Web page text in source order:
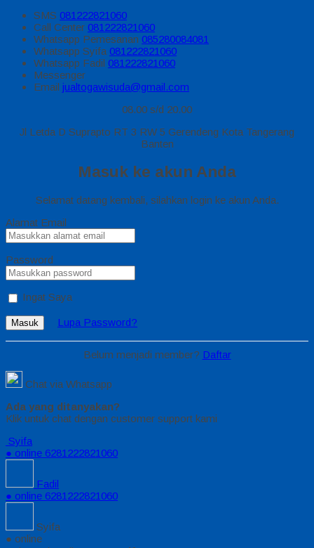
SMS 081222821060
Call Center 081222821060
Whatsapp Pemesanan 085280084081
Whatsapp Syifa 081222821060
Whatsapp Fadil 081222821060
Messenger
Email jualtogawisuda@gmail.com
08.00 s/d 20.00
Jl Letda D Suprapto RT 3 RW 5 Gerendeng Kota Tangerang
Banten
Masuk ke akun Anda
Selamat datang kembali, silahkan login ke akun Anda.
Alamat Email
Password
Ingat Saya
Masuk Lupa Password?
Belum menjadi member? Daftar
Chat via Whatsapp
Ada yang ditanyakan?
Klik untuk chat dengan customer support kami
Syifa
● online 6281222821060
Fadil
● online 6281222821060
Syifa
● online